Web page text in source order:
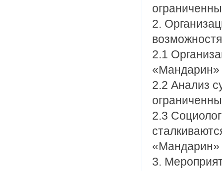
2.
2.1
«Мандарин»
2.2 Анализ
2.3
«Мандарин»
3.